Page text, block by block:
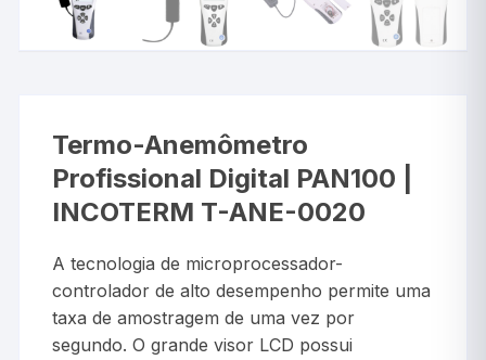
Termo-Anemômetro
Profissional Digital PAN100 |
INCOTERM T-ANE-0020
A tecnologia de microprocessador-
controlador de alto desempenho permite uma
taxa de amostragem de uma vez por
segundo. O grande visor LCD possui